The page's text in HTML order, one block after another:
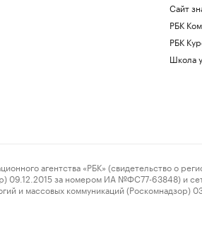
Сайт
РБК
РБК
Школа
агентства «РБК» (свидетельство о
за номером ИА №ФС77-63848) и
и массовых коммуникаций